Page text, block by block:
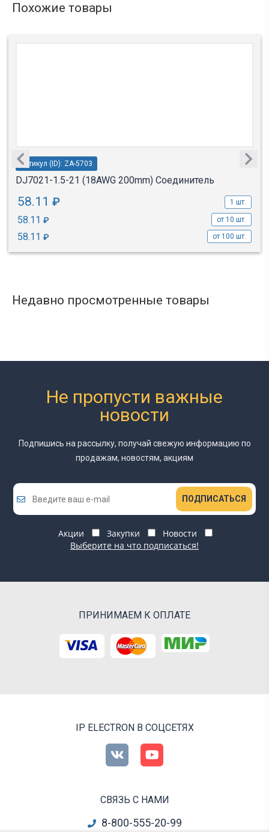
Похожие товары
Артикул (ID): ZA-5703
DJ7021-1.5-21 (18AWG 200mm) Соединитель
58.11 ₽ 1 шт.
58.11 ₽ от 10 шт.
58.11 ₽ от 100 шт.
Недавно просмотренные товары
Не пропусти важные
новости
Подпишись на рассылку, получай свежую информацию по
продажам, новостям, акциям
ПОДПИСАТЬСЯ
Акции Закупки
Новости
Выберите на что подписаться!
ПРИНИМАЕМ К ОПЛАТЕ
IP ELECTRON В СОЦСЕТЯХ
СВЯЗЬ С НАМИ
8-800-555-20-99